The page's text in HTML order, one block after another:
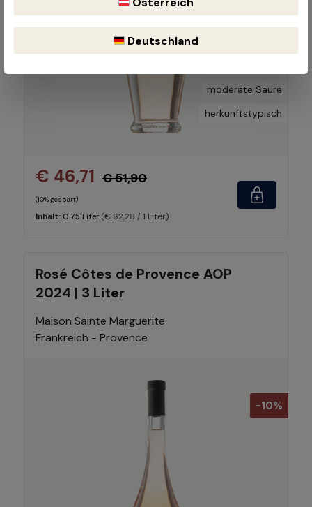
moderate Säure
herkunftstypisch
€ 46,71 € 51,90
(10% gespart)
Inhalt: 0.75 Liter (€ 62,28 / 1 Liter)
Rosé Côtes de Provence AOP
2024 | 3 Liter
Maison Sainte Marguerite
Frankreich - Provence
-10%
Deutschland